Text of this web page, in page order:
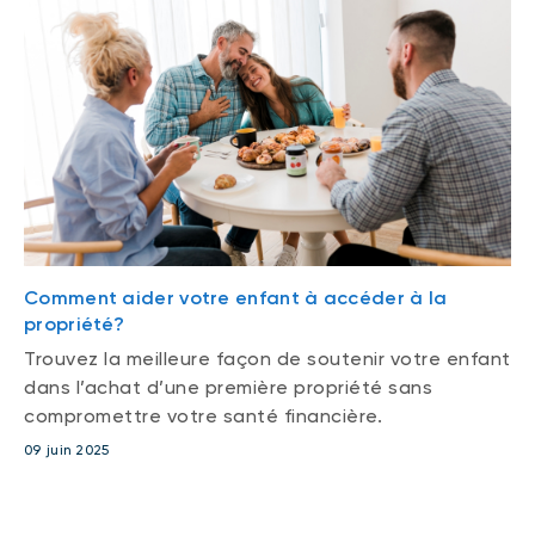
Comment aider votre enfant à accéder à la
propriété?
Trouvez la meilleure façon de soutenir votre enfant
dans l’achat d’une première propriété sans
compromettre votre santé financière.
09 juin 2025